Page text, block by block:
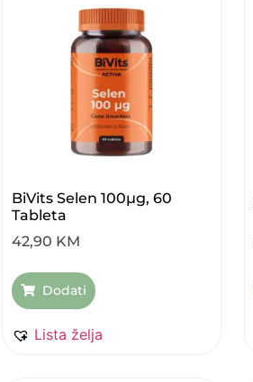
BiVits Selen 100µg, 60
Tableta
42,90 KM
Dodati
Lista želja